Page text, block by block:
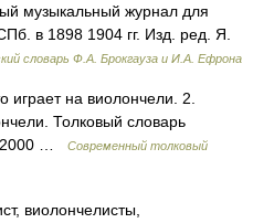
музыкальный журнал для
в 1898 1904 гг. Изд. ред. Я.
словарь Ф.А. Брокгауза и И.А. Ефрона
играет на виолончели. 2.
Толковый словарь
2000 …
Современный толковый
виолончелисты,